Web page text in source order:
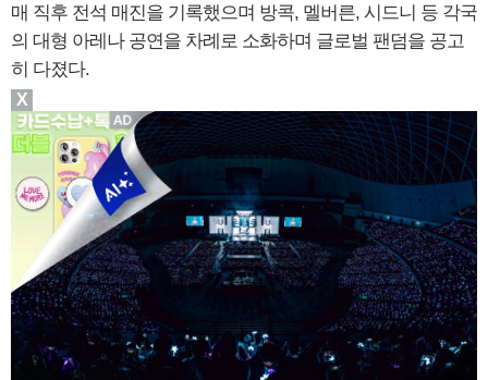
매 직후 전석 매진을 기록했으며 방콕, 멜버른, 시드니 등 각국
의 대형 아레나 공연을 차례로 소화하며 글로벌 팬덤을 공고
히 다졌다.
X